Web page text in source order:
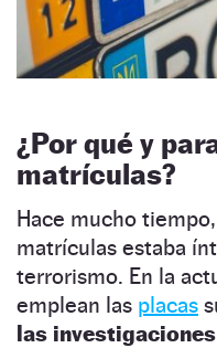
¿Por qué y
matrículas?
Hace mucho
matrículas estaba
terrorismo. En la
emplean las placas
las investigaciones